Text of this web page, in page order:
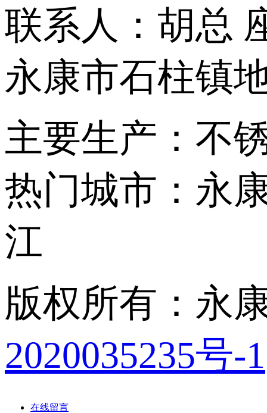
联系人：胡总
永康市石柱镇
主要生产：不
热门城市：永
江
版权所有：永
2020035235号-1
在线留言